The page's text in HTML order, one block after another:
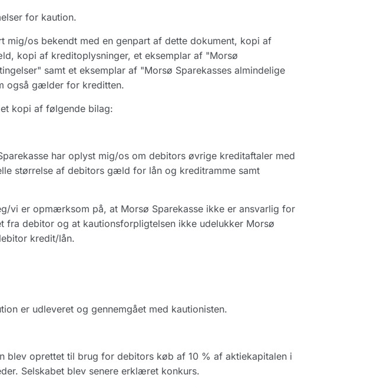
for kaution.
mig/os bekendt med en genpart af dette dokument, kopi af
kopi af kreditoplysninger, et eksemplar af "Morsø
samt et eksemplar af "Morsø Sparekasses almindelige
også gælder for kreditten.
kopi af følgende bilag:
har oplyst mig/os om debitors øvrige kreditaftaler med
størrelse af debitors gæld for lån og kreditramme samt
vi er opmærksom på, at Morsø Sparekasse ikke er ansvarlig for
fra debitor og at kautionsforpligtelsen ikke udelukker Morsø
kredit/lån.
er udleveret og gennemgået med kautionisten.
blev oprettet til brug for debitors køb af 10 % af aktiekapitalen i
Selskabet blev senere erklæret konkurs.